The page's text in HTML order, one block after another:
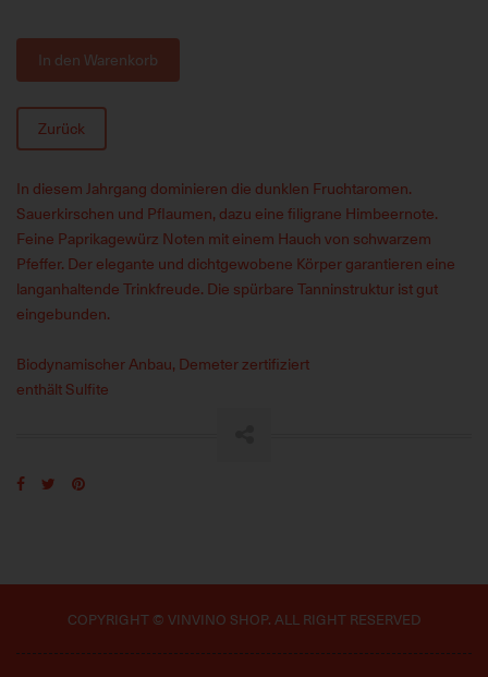
In den Warenkorb
Zurück
In diesem Jahrgang dominieren die dunklen Fruchtaromen.
Sauerkirschen und Pflaumen, dazu eine filigrane Himbeernote.
Feine Paprikagewürz Noten mit einem Hauch von schwarzem
Pfeffer. Der elegante und dichtgewobene Körper garantieren eine
langanhaltende Trinkfreude. Die spürbare Tanninstruktur ist gut
eingebunden.
Biodynamischer Anbau, Demeter zertifiziert
enthält Sulfite
COPYRIGHT © VINVINO SHOP. ALL RIGHT RESERVED